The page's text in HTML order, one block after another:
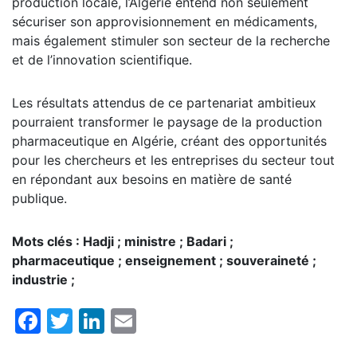
sécuriser son approvisionnement en médicaments,
mais également stimuler son secteur de la recherche
et de l’innovation scientifique.
Les résultats attendus de ce partenariat ambitieux
pourraient transformer le paysage de la production
pharmaceutique en Algérie, créant des opportunités
pour les chercheurs et les entreprises du secteur tout
en répondant aux besoins en matière de santé
publique.
Mots clés : Hadji ; ministre ; Badari ;
pharmaceutique ; enseignement ; souveraineté ;
industrie ;
Facebook
TwitterLinkedIn